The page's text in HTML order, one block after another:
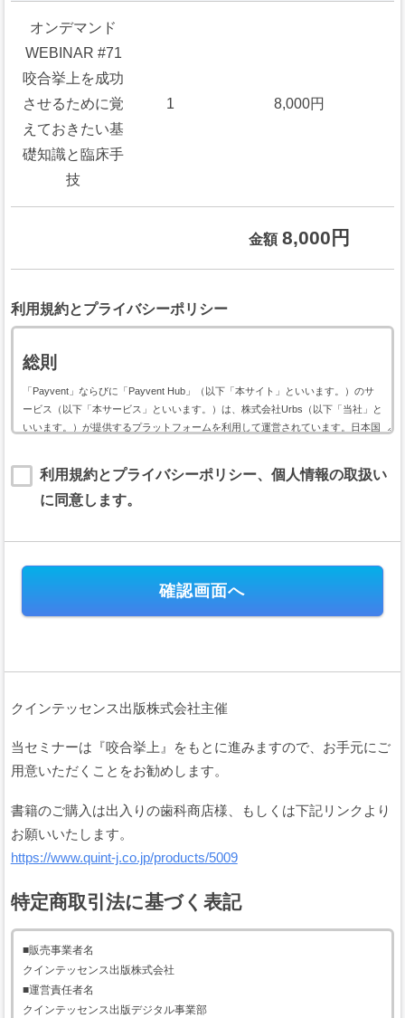
オンデマンド
WEBINAR #71
咬合挙上を成功
させるために覚
えておきたい基
礎知識と臨床手
技
1 8,000円
金額 8,000円
利用規約とプライバシーポリシー
総則
「Payvent」ならびに「Payvent Hub」（以下「本サイト」といいます。）のサ
ービス（以下「本サービス」といいます。）は、株式会社Urbs（以下「当社」と
いいます。）が提供するプラットフォームを利用して運営されています。日本国
ト用サービス利用規約（以下「本規約」といいます。）に基づいて提供されま
す。
本規約には、本サービスの提供条件及び当社と登録ユーザー（以下「ユーザー」
ります。
第１条（規約の適用）
る場合に、当該会員と当社との間に適用されます。
的に適用され、本規約の一部を構成します。会員及びユーザーは、本サー
項目に同意したこととみなされます。
当社が当社ウェブサイト上で掲載する本サービス利用に関するルール
（URL）は、本規約の一部を構成します。
本規約の内容と、前項のルールその他の本規約外における本サービスの
説明等とが異なる場合は、本規約の規定が優先して適用されるものとしま
す。
第２条（用語の定義）
「会員」とは、本規約等に同意の上、本サイトに会員登録をした法人、
団体、個人のことをいいます。
「ユーザー」とは、本規約に同意の上、本サイトを利用する者のことを
いいます。
「主催者」とは、日本国内外でグループまたはグループ内におけるイベ
ントあるいはコミュニティを主催し、そのイベント会費等の支払い方法の
１つとして本サービスを利用する会員をいいます。
利用規約とプライバシーポリシー、個人情報の取扱い
に同意します。
クインテッセンス出版株式会社主催
当セミナーは『咬合挙上』をもとに進みますので、お手元にご
用意いただくことをお勧めします。
書籍のご購入は出入りの歯科商店様、もしくは下記リンクより
お願いいたします。
https://www.quint-j.co.jp/products/5009
特定商取引法に基づく表記
■販売事業者名
クインテッセンス出版株式会社
■運営責任者名
クインテッセンス出版デジタル事業部